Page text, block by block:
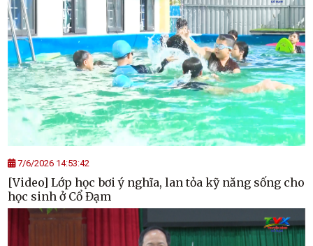
7/6/2026 14:53:42
[Video] Lớp học bơi ý nghĩa, lan tỏa kỹ năng sống cho
học sinh ở Cổ Đạm